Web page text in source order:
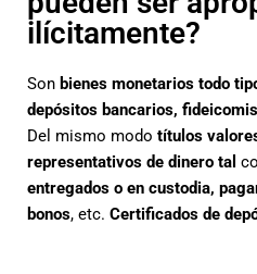
ilícitamente?
Son bienes monetarios todo
depósitos bancarios,
Del mismo modo títulos
representativos de dinero tal
entregados o en custodia,
bonos, etc. Certificados de